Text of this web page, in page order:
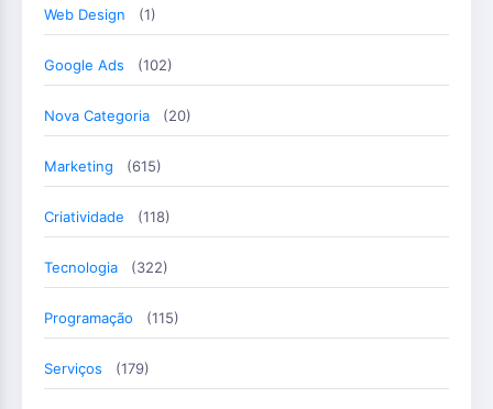
Web Design (1)
Google Ads (102)
Nova Categoria (20)
Marketing (615)
Criatividade (118)
Tecnologia (322)
Programação (115)
Serviços (179)